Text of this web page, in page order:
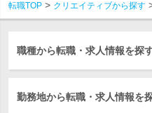
転職TOP クリエイティブから探す
職種から転職・求人情報を探
勤務地から転職・求人情報を